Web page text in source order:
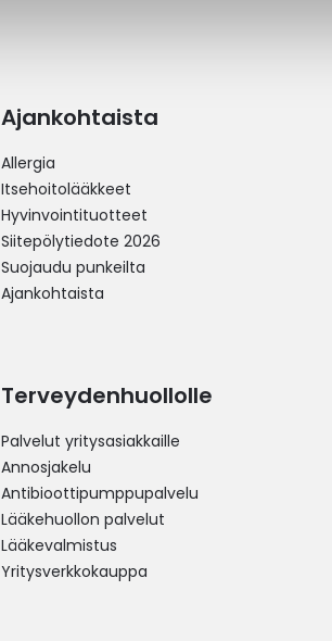
Ajankohtaista
Allergia
Itsehoitolääkkeet
Hyvinvointituotteet
Siitepölytiedote 2026
Suojaudu punkeilta
Ajankohtaista
Terveydenhuollolle
Palvelut yritysasiakkaille
Annosjakelu
Antibioottipumppupalvelu
Lääkehuollon palvelut
Lääkevalmistus
Yritysverkkokauppa